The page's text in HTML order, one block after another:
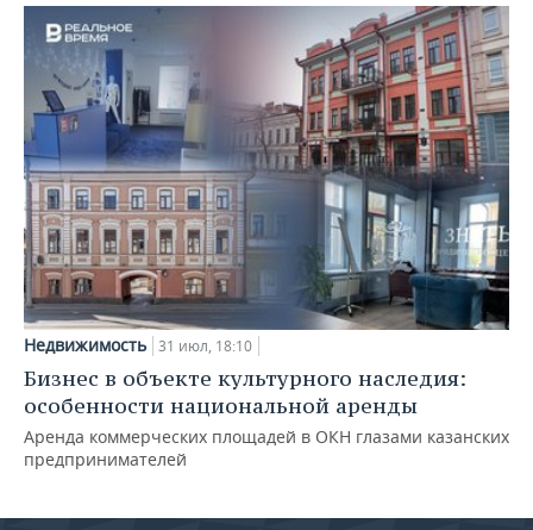
Недвижимость 31 июл, 18:10
Бизнес в объекте культурного наследия:
особенности национальной аренды
Аренда коммерческих площадей в ОКН глазами казанских
предпринимателей